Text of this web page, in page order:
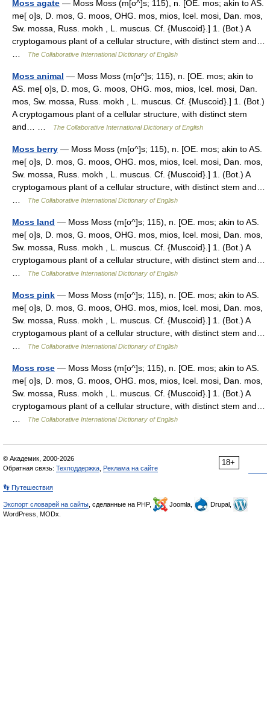
Moss agate — Moss Moss (m[o^]s; 115), n. [OE. mos; akin to AS.
me[ o]s, D. mos, G. moos, OHG. mos, mios, Icel. mosi, Dan. mos,
Sw. mossa, Russ. mokh , L. muscus. Cf. {Muscoid}.] 1. (Bot.) A
cryptogamous plant of a cellular structure, with distinct stem and…
The Collaborative International Dictionary of English
Moss animal — Moss Moss (m[o^]s; 115), n. [OE. mos; akin to
AS. me[ o]s, D. mos, G. moos, OHG. mos, mios, Icel. mosi, Dan.
mos, Sw. mossa, Russ. mokh , L. muscus. Cf. {Muscoid}.] 1. (Bot.)
A cryptogamous plant of a cellular structure, with distinct stem
and… …
The Collaborative International Dictionary of English
Moss berry — Moss Moss (m[o^]s; 115), n. [OE. mos; akin to AS.
me[ o]s, D. mos, G. moos, OHG. mos, mios, Icel. mosi, Dan. mos,
Sw. mossa, Russ. mokh , L. muscus. Cf. {Muscoid}.] 1. (Bot.) A
cryptogamous plant of a cellular structure, with distinct stem and…
The Collaborative International Dictionary of English
Moss land — Moss Moss (m[o^]s; 115), n. [OE. mos; akin to AS.
me[ o]s, D. mos, G. moos, OHG. mos, mios, Icel. mosi, Dan. mos,
Sw. mossa, Russ. mokh , L. muscus. Cf. {Muscoid}.] 1. (Bot.) A
cryptogamous plant of a cellular structure, with distinct stem and…
The Collaborative International Dictionary of English
Moss pink — Moss Moss (m[o^]s; 115), n. [OE. mos; akin to AS.
me[ o]s, D. mos, G. moos, OHG. mos, mios, Icel. mosi, Dan. mos,
Sw. mossa, Russ. mokh , L. muscus. Cf. {Muscoid}.] 1. (Bot.) A
cryptogamous plant of a cellular structure, with distinct stem and…
The Collaborative International Dictionary of English
Moss rose — Moss Moss (m[o^]s; 115), n. [OE. mos; akin to AS.
me[ o]s, D. mos, G. moos, OHG. mos, mios, Icel. mosi, Dan. mos,
Sw. mossa, Russ. mokh , L. muscus. Cf. {Muscoid}.] 1. (Bot.) A
cryptogamous plant of a cellular structure, with distinct stem and…
The Collaborative International Dictionary of English
18+
© Академик, 2000-2026
Обратная связь: Техподдержка Реклама на сайте
👣 Путешествия
Экспорт словарей на сайты , сделанные на PHP, Joomla,
Drupal,
WordPress, MODx.